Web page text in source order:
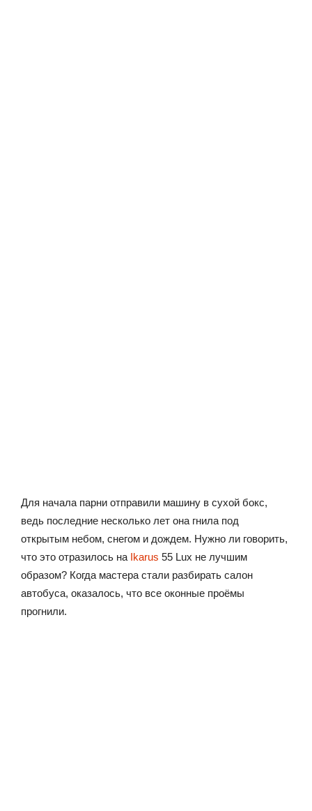
Для начала парни отправили машину в сухой бокс,
ведь последние несколько лет она гнила под
открытым небом, снегом и дождем. Нужно ли говорить,
что это отразилось на Ikarus 55 Lux не лучшим
образом? Когда мастера стали разбирать салон
автобуса, оказалось, что все оконные проёмы
прогнили.